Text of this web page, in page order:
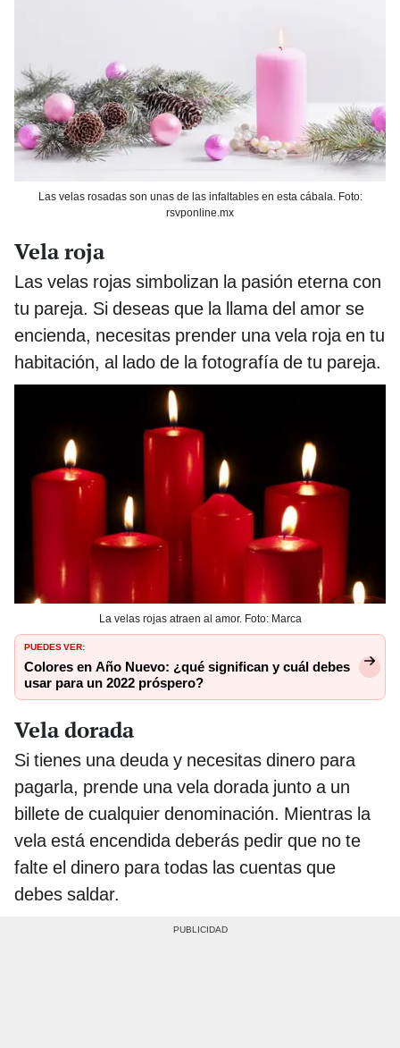
Las velas rosadas son unas de las infaltables en esta cábala. Foto:
rsvponline.mx
Vela roja
Las velas rojas simbolizan la pasión eterna con
tu pareja. Si deseas que la llama del amor se
encienda, necesitas prender una vela roja en tu
habitación, al lado de la fotografía de tu pareja.
La velas rojas atraen al amor. Foto: Marca
PUEDES VER:
Colores en Año Nuevo: ¿qué significan y cuál debes
usar para un 2022 próspero?
Vela dorada
Si tienes una deuda y necesitas dinero para
pagarla, prende una vela dorada junto a un
billete de cualquier denominación. Mientras la
vela está encendida deberás pedir que no te
falte el dinero para todas las cuentas que
debes saldar.